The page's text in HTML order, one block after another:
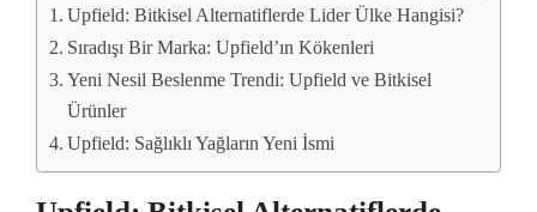
Upfield: Bitkisel Alternatiflerde Lider Ülke Hangisi?
Sıradışı Bir Marka: Upfield’ın Kökenleri
Yeni Nesil Beslenme Trendi: Upfield ve Bitkisel
Ürünler
Upfield: Sağlıklı Yağların Yeni İsmi